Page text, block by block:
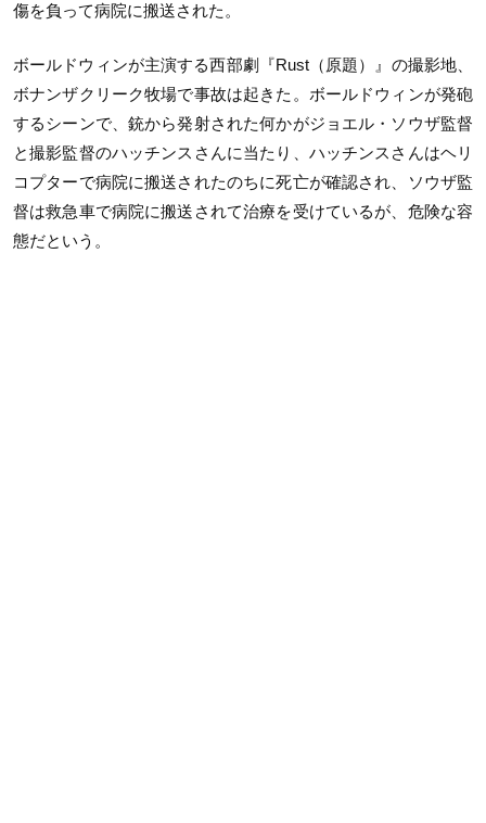
傷を負って病院に搬送された。
ボールドウィンが主演する西部劇『Rust（原題）』の撮影地、
ボナンザクリーク牧場で事故は起きた。ボールドウィンが発砲
するシーンで、銃から発射された何かがジョエル・ソウザ監督
と撮影監督のハッチンスさんに当たり、ハッチンスさんはヘリ
コプターで病院に搬送されたのちに死亡が確認され、ソウザ監
督は救急車で病院に搬送されて治療を受けているが、危険な容
態だという。